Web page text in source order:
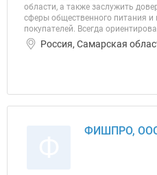
области, а также заслужить
сферы общественного питания и
покупателей. Всегда
Россия, Самарская
ФИШПРО,